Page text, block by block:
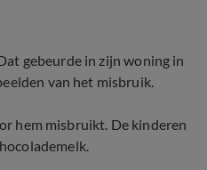
gebeurde in zijn woning in
van het misbruik.
hem misbruikt. De kinderen